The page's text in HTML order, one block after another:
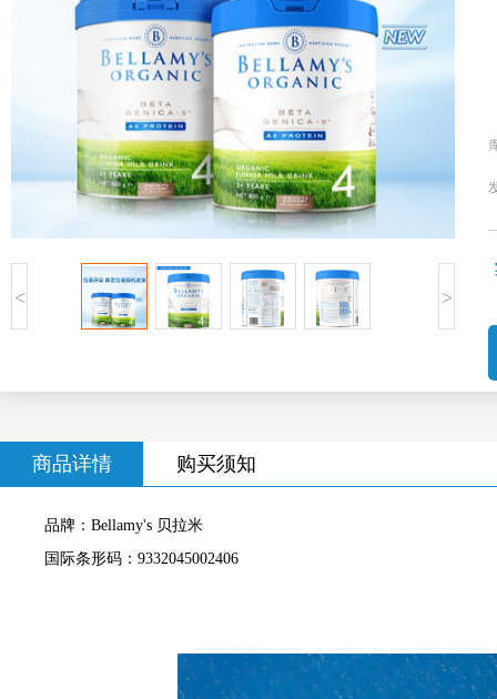
< >
商品详情 购买须知
品牌：Bellamy's 贝拉米
国际条形码：9332045002406